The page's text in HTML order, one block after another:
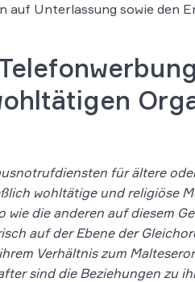
Unterlassung sowie den
für ältere
wohltätige und religiöse
die anderen auf diesem
auf der Ebene der
Verhältnis zum
sind die Beziehungen zu